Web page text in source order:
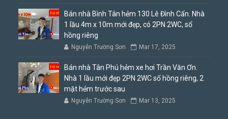
Bán nhà Bình Tân hẻm 130 Lê Đình Cẩn. Nhà
1 lầu 4m x 10m mới đẹp, có 2PN 2WC, sổ
hồng riêng
Nguyễn Trường Sơn Mar 17, 2025
Bán nhà Tân Phú hẻm xe hơi Trần Văn Ơn.
Nhà 1 lầu mới đẹp 2PN 2WC sổ hồng riêng, 2
mặt hẻm trước sau
Nguyễn Trường Sơn Mar 13, 2025